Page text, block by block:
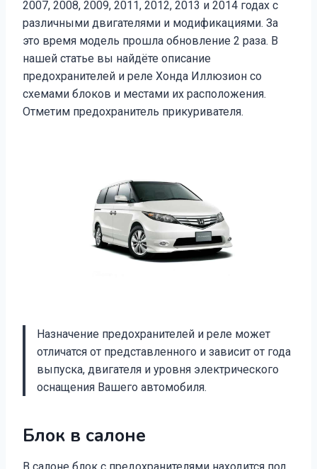
2007, 2008, 2009, 2011, 2012, 2013 и 2014 годах с
различными двигателями и модификациями. За
это время модель прошла обновление 2 раза. В
нашей статье вы найдёте описание
предохранителей и реле Хонда Иллюзион со
схемами блоков и местами их расположения.
Отметим предохранитель прикуривателя.
Назначение предохранителей и реле может
отличатся от представленного и зависит от года
выпуска, двигателя и уровня электрического
оснащения Вашего автомобиля.
Блок в салоне